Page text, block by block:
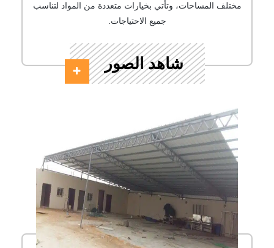
مختلف المساحات، وتأتي بخيارات متعددة من المواد لتناسب
جميع الاحتياجات.
شاهد الصور